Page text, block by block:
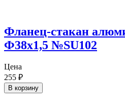
Фланец-стакан
Ф38х1,5 №SU102
Цена
255 ₽
В корзину